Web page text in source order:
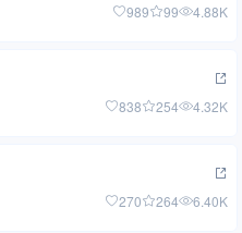
989 99 4.88K
838 254 4.32K
270 264 6.40K